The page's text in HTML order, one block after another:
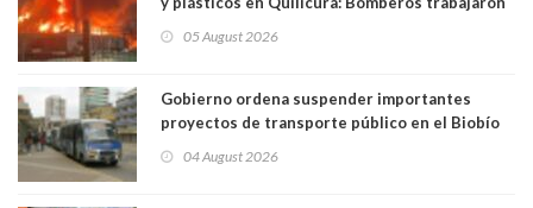
05 August 2026
Gobierno ordena suspender importantes
proyectos de transporte público en el Biobío
04 August 2026